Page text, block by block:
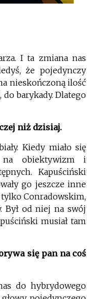
I ta zmiana nas
że pojedynczy
nieskończoną ilość
barykady. Dlatego
niż dzisiaj.
Kiedy miało się
na obiektywizm i
Kapuściński
go jeszcze inne
Conradowskim,
Był od niej na swój
musiał tam
się pan na coś
do hybrydowego